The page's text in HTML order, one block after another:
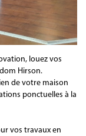
louez vos
Hirson.
de votre maison
ponctuelles à la
vos travaux en